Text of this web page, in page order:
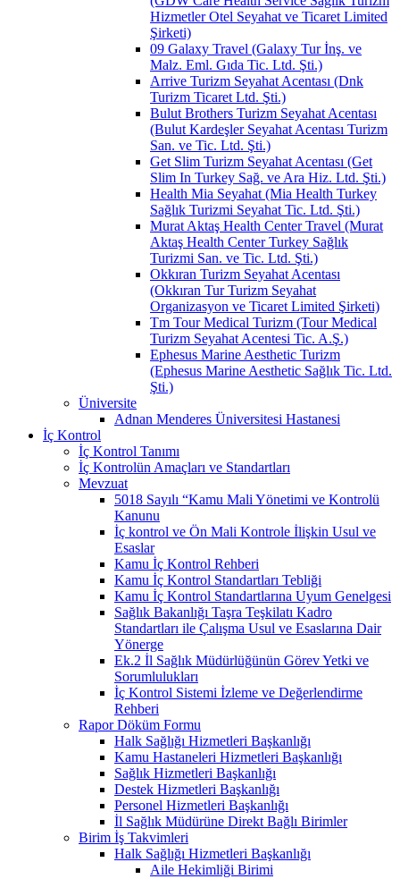
Hizmetler Otel Seyahat ve Ticaret Limited
Şirketi)
09 Galaxy Travel (Galaxy Tur İnş. ve
Malz. Eml. Gıda Tic. Ltd. Şti.)
Arrive Turizm Seyahat Acentası (Dnk
Turizm Ticaret Ltd. Şti.)
Bulut Brothers Turizm Seyahat Acentası
(Bulut Kardeşler Seyahat Acentası Turizm
San. ve Tic. Ltd. Şti.)
Get Slim Turizm Seyahat Acentası (Get
Slim In Turkey Sağ. ve Ara Hiz. Ltd. Şti.)
Health Mia Seyahat (Mia Health Turkey
Sağlık Turizmi Seyahat Tic. Ltd. Şti.)
Murat Aktaş Health Center Travel (Murat
Aktaş Health Center Turkey Sağlık
Turizmi San. ve Tic. Ltd. Şti.)
Okkıran Turizm Seyahat Acentası
(Okkıran Tur Turizm Seyahat
Organizasyon ve Ticaret Limited Şirketi)
Tm Tour Medical Turizm (Tour Medical
Turizm Seyahat Acentesi Tic. A.Ş.)
Ephesus Marine Aesthetic Turizm
(Ephesus Marine Aesthetic Sağlık Tic. Ltd.
Şti.)
Üniversite
Adnan Menderes Üniversitesi Hastanesi
İç Kontrol
İç Kontrol Tanımı
İç Kontrolün Amaçları ve Standartları
Mevzuat
5018 Sayılı “Kamu Mali Yönetimi ve Kontrolü
Kanunu
İç kontrol ve Ön Mali Kontrole İlişkin Usul ve
Esaslar
Kamu İç Kontrol Rehberi
Kamu İç Kontrol Standartları Tebliği
Kamu İç Kontrol Standartlarına Uyum Genelgesi
Sağlık Bakanlığı Taşra Teşkilatı Kadro
Standartları ile Çalışma Usul ve Esaslarına Dair
Yönerge
Ek.2 İl Sağlık Müdürlüğünün Görev Yetki ve
Sorumlulukları
İç Kontrol Sistemi İzleme ve Değerlendirme
Rehberi
Rapor Döküm Formu
Halk Sağlığı Hizmetleri Başkanlığı
Kamu Hastaneleri Hizmetleri Başkanlığı
Sağlık Hizmetleri Başkanlığı
Destek Hizmetleri Başkanlığı
Personel Hizmetleri Başkanlığı
İl Sağlık Müdürüne Direkt Bağlı Birimler
Birim İş Takvimleri
Halk Sağlığı Hizmetleri Başkanlığı
Aile Hekimliği Birimi